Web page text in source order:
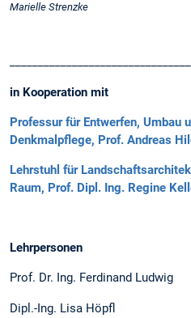
Marielle Strenzke
in Kooperation mit
Professur für Entwerfen, Umbau
Denkmalpflege, Prof. Andreas
Lehrstuhl für
Raum, Prof. Dipl. Ing. Regine
Lehrpersonen
Prof. Dr. Ing. Ferdinand Ludwig
Dipl.-Ing. Lisa Höpfl